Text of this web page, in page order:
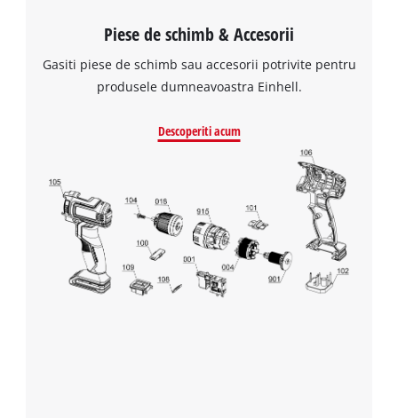
Avem nevoie de acordul dvs. pentru a
This content is not permitted to load due
the site with their CMP to add this content
to the list of technologies used.
Usercentrics Consent
Management Platform
Piese de schimb & Accesorii
Gasiti piese de schimb sau accesorii potrivite pentru
produsele dumneavoastra Einhell.
Descoperiti acum